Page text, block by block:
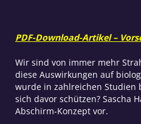
PDF-Download-Artikel –
Wir sind von immer mehr
diese Auswirkungen auf
wurde in zahlreichen Studien
sich davor schützen? Sascha
Abschirm-Konzept vor.